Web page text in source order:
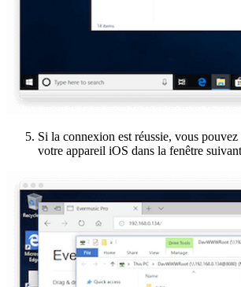
Si la connexion est réussie, vous
votre appareil iOS dans la fenêtre